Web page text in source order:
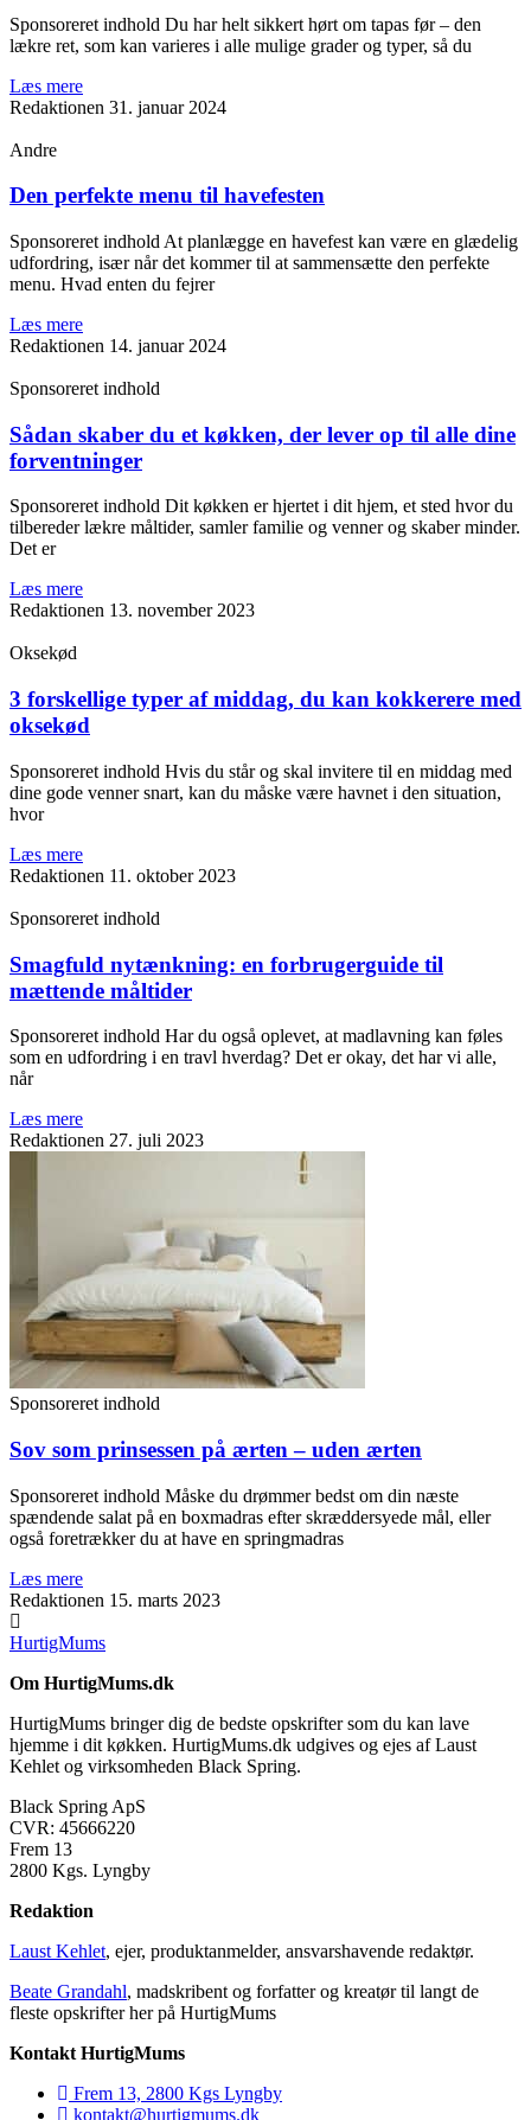
Sponsoreret indhold Du har helt sikkert hørt om tapas før – den
lækre ret, som kan varieres i alle mulige grader og typer, så du
Læs mere
Redaktionen 31. januar 2024
Andre
Den perfekte menu til havefesten
Sponsoreret indhold At planlægge en havefest kan være en glædelig
udfordring, især når det kommer til at sammensætte den perfekte
menu. Hvad enten du fejrer
Læs mere
Redaktionen 14. januar 2024
Sponsoreret indhold
Sådan skaber du et køkken, der lever op til alle dine
forventninger
Sponsoreret indhold Dit køkken er hjertet i dit hjem, et sted hvor du
tilbereder lækre måltider, samler familie og venner og skaber minder.
Det er
Læs mere
Redaktionen 13. november 2023
Oksekød
3 forskellige typer af middag, du kan kokkerere med
oksekød
Sponsoreret indhold Hvis du står og skal invitere til en middag med
dine gode venner snart, kan du måske være havnet i den situation,
hvor
Læs mere
Redaktionen 11. oktober 2023
Sponsoreret indhold
Smagfuld nytænkning: en forbrugerguide til
mættende måltider
Sponsoreret indhold Har du også oplevet, at madlavning kan føles
som en udfordring i en travl hverdag? Det er okay, det har vi alle,
når
Læs mere
Redaktionen 27. juli 2023
Sponsoreret indhold
Sov som prinsessen på ærten – uden ærten
Sponsoreret indhold Måske du drømmer bedst om din næste
spændende salat på en boxmadras efter skræddersyede mål, eller
også foretrækker du at have en springmadras
Læs mere
Redaktionen 15. marts 2023
HurtigMums
Om HurtigMums.dk
HurtigMums bringer dig de bedste opskrifter som du kan lave
hjemme i dit køkken. HurtigMums.dk udgives og ejes af Laust
Kehlet og virksomheden Black Spring.
Black Spring ApS
CVR: 45666220
Frem 13
2800 Kgs. Lyngby
Redaktion
Laust Kehlet, ejer, produktanmelder, ansvarshavende redaktør.
Beate Grandahl, madskribent og forfatter og kreatør til langt de
fleste opskrifter her på HurtigMums
Kontakt HurtigMums
Frem 13, 2800 Kgs Lyngby
kontakt@hurtigmums.dk